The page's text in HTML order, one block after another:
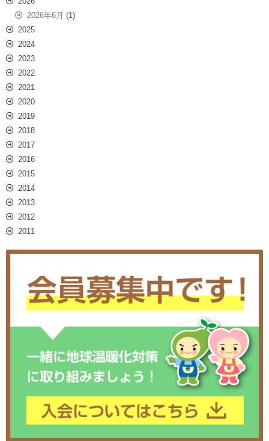
2026年6月 (1)
2025
2024
2023
2022
2021
2020
2019
2018
2017
2016
2015
2014
2013
2012
2011